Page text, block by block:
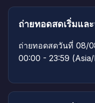
ถ่ายทอดสดเริ่มและ
ถ่ายทอดสดวันที่ 08/
00:00 - 23:59